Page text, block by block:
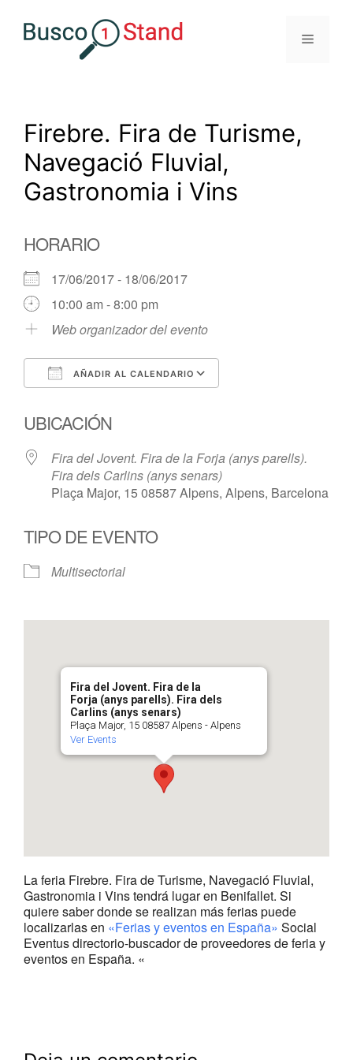
Menú
Firebre. Fira de Turisme,
Navegació Fluvial,
Gastronomia i Vins
HORARIO
17/06/2017 - 18/06/2017
10:00 am - 8:00 pm
Web organizador del evento
AÑADIR AL CALENDARIO
UBICACIÓN
Fira del Jovent. Fira de la Forja (anys parells).
Fira dels Carlins (anys senars)
Plaça Major, 15 08587 Alpens, Alpens, Barcelona
TIPO DE EVENTO
Multisectorial
Fira del Jovent. Fira de la
Forja (anys parells). Fira dels
Carlins (anys senars)
Plaça Major, 15 08587 Alpens - Alpens
Ver Events
La feria Firebre. Fira de Turisme, Navegació Fluvial,
Gastronomia i Vins tendrá lugar en Benifallet. Si
quiere saber donde se realizan más ferias puede
localizarlas en «Ferias y eventos en España» Social
Eventus directorio-buscador de proveedores de feria y
eventos en España. «